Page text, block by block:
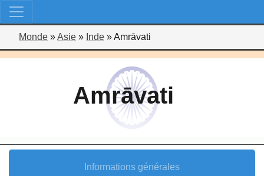
Monde »Asie » Inde »Amrāvati
Amrāvati
Informations générales